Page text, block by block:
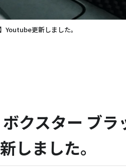
Youtube更新しました。
ボクスター ブラ
しました。